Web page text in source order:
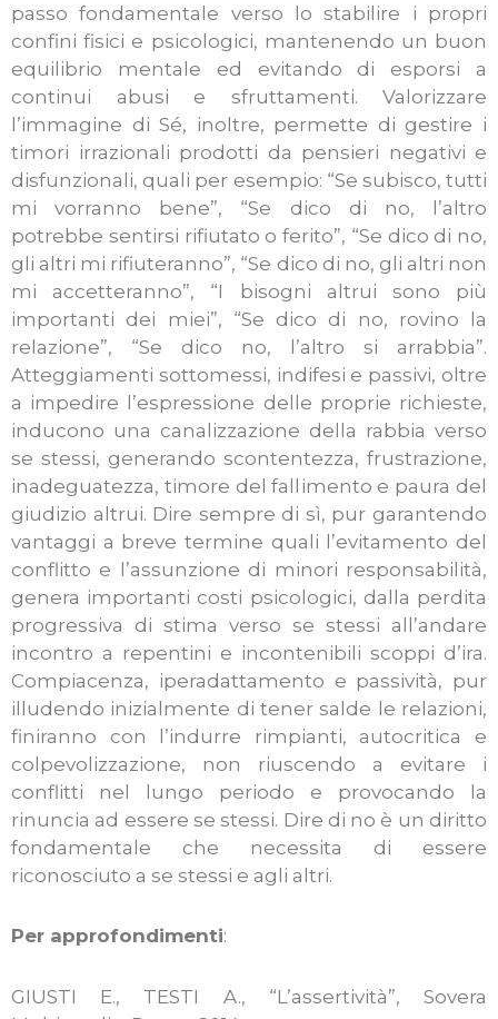
passo fondamentale verso lo stabilire i propri
confini fisici e psicologici, mantenendo un buon
equilibrio mentale ed evitando di esporsi a
continui abusi e sfruttamenti. Valorizzare
l’immagine di Sé, inoltre, permette di gestire i
timori irrazionali prodotti da pensieri negativi e
disfunzionali, quali per esempio: “Se subisco, tutti
mi vorranno bene”, “Se dico di no, l’altro
potrebbe sentirsi rifiutato o ferito”, “Se dico di no,
gli altri mi rifiuteranno”, “Se dico di no, gli altri non
mi accetteranno”, “I bisogni altrui sono più
importanti dei miei”, “Se dico di no, rovino la
relazione”, “Se dico no, l’altro si arrabbia”.
Atteggiamenti sottomessi, indifesi e passivi, oltre
a impedire l’espressione delle proprie richieste,
inducono una canalizzazione della rabbia verso
se stessi, generando scontentezza, frustrazione,
inadeguatezza, timore del fallimento e paura del
giudizio altrui. Dire sempre di sì, pur garantendo
vantaggi a breve termine quali l’evitamento del
conflitto e l’assunzione di minori responsabilità,
genera importanti costi psicologici, dalla perdita
progressiva di stima verso se stessi all’andare
incontro a repentini e incontenibili scoppi d’ira.
Compiacenza, iperadattamento e passività, pur
illudendo inizialmente di tener salde le relazioni,
finiranno con l’indurre rimpianti, autocritica e
colpevolizzazione, non riuscendo a evitare i
conflitti nel lungo periodo e provocando la
rinuncia ad essere se stessi. Dire di no è un diritto
fondamentale che necessita di essere
riconosciuto a se stessi e agli altri.
Per approfondimenti:
GIUSTI E., TESTI A., “L’assertività”, Sovera